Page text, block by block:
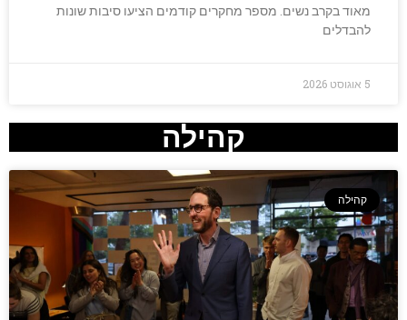
מאוד בקרב נשים. מספר מחקרים קודמים הציעו סיבות שונות
להבדלים
5 אוגוסט 2026
קהילה
קהילה